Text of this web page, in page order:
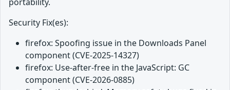
Security Fix(es):
firefox: Spoofing issue in the Downloads Panel
component (CVE-2025-14327)
firefox: Use-after-free in the JavaScript: GC
component (CVE-2026-0885)